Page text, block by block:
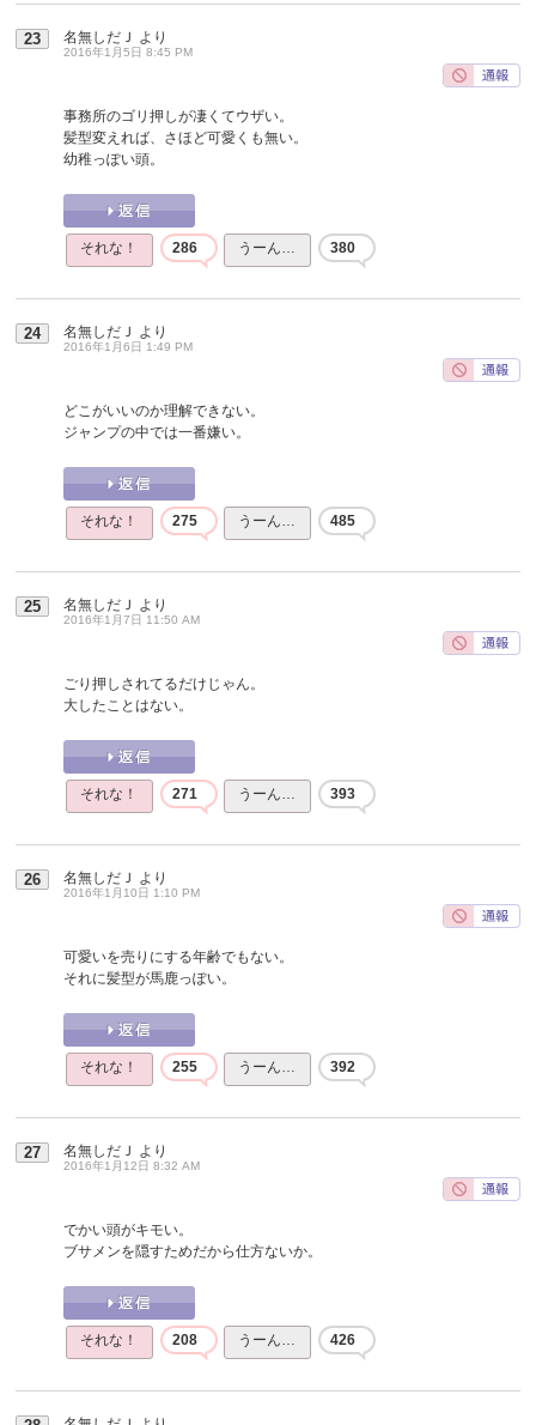
23 名無しだＪ より
2016年1月5日 8:45 PM
事務所のゴリ押しが凄くてウザい。
髪型変えれば、さほど可愛くも無い。
幼稚っぽい頭。
それな！ 286 うーん… 380
24 名無しだＪ より
2016年1月6日 1:49 PM
どこがいいのか理解できない。
ジャンプの中では一番嫌い。
それな！ 275 うーん… 485
25 名無しだＪ より
2016年1月7日 11:50 AM
ごり押しされてるだけじゃん。
大したことはない。
それな！ 271 うーん… 393
26 名無しだＪ より
2016年1月10日 1:10 PM
可愛いを売りにする年齢でもない。
それに髪型が馬鹿っぽい。
それな！ 255 うーん… 392
27 名無しだＪ より
2016年1月12日 8:32 AM
でかい頭がキモい。
ブサメンを隠すためだから仕方ないか。
それな！ 208 うーん… 426